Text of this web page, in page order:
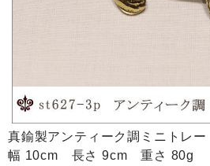
真鍮製アンティーク調ミニトレー
幅 10cm 長さ 9cm 重さ 80g